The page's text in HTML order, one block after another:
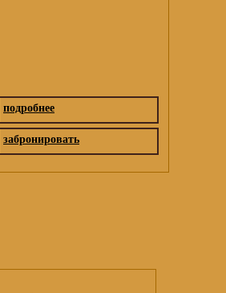
подробнее
забронировать